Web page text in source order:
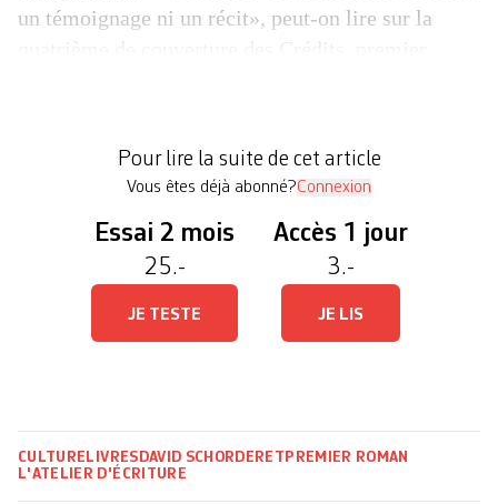
un témoignage ni un récit», peut-on lire sur la
Qu’est-ce alors que cet ouvrage? Dans une […]
Pour lire la suite de cet article
Vous êtes déjà abonné?Connexion
Essai 2 mois
25.-
JE TESTE
Accès 1 jour
3.-
JE LIS
CULTURE LIVRES DAVID SCHORDERET PREMIER ROMAN
L'ATELIER D'ÉCRITURE